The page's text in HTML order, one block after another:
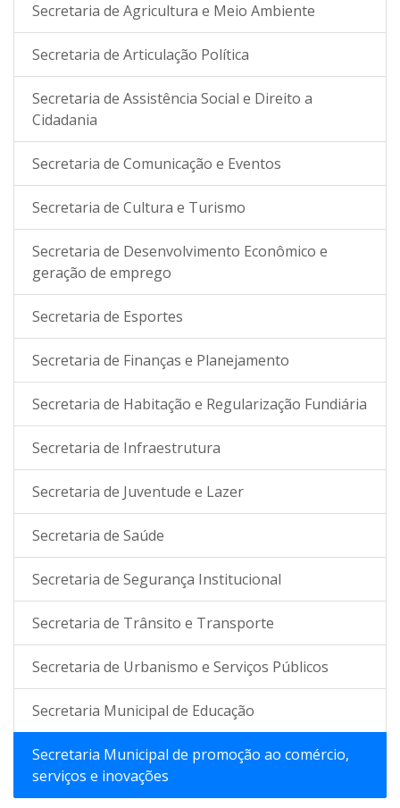
Secretaria de Agricultura e Meio Ambiente
Secretaria de Articulação Política
Secretaria de Assistência Social e Direito a
Cidadania
Secretaria de Comunicação e Eventos
Secretaria de Cultura e Turismo
Secretaria de Desenvolvimento Econômico e
geração de emprego
Secretaria de Esportes
Secretaria de Finanças e Planejamento
Secretaria de Habitação e Regularização Fundiária
Secretaria de Infraestrutura
Secretaria de Juventude e Lazer
Secretaria de Saúde
Secretaria de Segurança Institucional
Secretaria de Trânsito e Transporte
Secretaria de Urbanismo e Serviços Públicos
Secretaria Municipal de Educação
Secretaria Municipal de promoção ao comércio,
serviços e inovações